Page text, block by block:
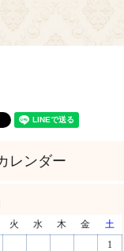
火 水 木 金
土
1